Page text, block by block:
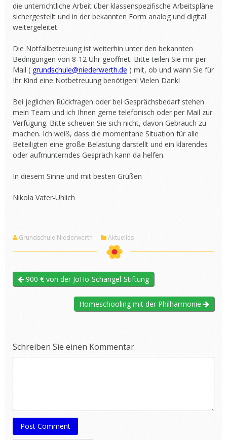
die unterrichtliche Arbeit über klassenspezifische Arbeitspläne
sichergestellt und in der bekannten Form analog und digital
weitergeleitet.
Die Notfallbetreuung ist weiterhin unter den bekannten
Bedingungen von 8-12 Uhr geöffnet. Bitte teilen Sie mir per
Mail ( grundschule@niederwerth.de ) mit, ob und wann Sie für
Ihr Kind eine Notbetreuung benötigen! Vielen Dank!
Bei jeglichen Rückfragen oder bei Gesprächsbedarf stehen
mein Team und ich Ihnen gerne telefonisch oder per Mail zur
Verfügung. Bitte scheuen Sie sich nicht, davon Gebrauch zu
machen. Ich weiß, dass die momentane Situation für alle
Beteiligten eine große Belastung darstellt und ein klärendes
oder aufmunterndes Gespräch kann da helfen.
In diesem Sinne und mit besten Grüßen
Nikola Vater-Uhlich
Grundschule Niederwerth Aktuelles
900 € von der JoHo-Schängel-Stiftung
Homeschooling mit der Philharmonie
Schreiben Sie einen Kommentar
Post Comment